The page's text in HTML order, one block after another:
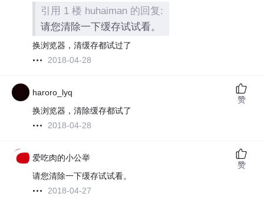
引用 1 楼 huhaiman 的回复:
请您清除一下缓存试试看。
换浏览器，清缓存都试过了
2018-04-28
haroro_lyq
换浏览器，清除缓存都试了
2018-04-28
赞
爱吃肉的小公举
请您清除一下缓存试试看。
2018-04-27
赞